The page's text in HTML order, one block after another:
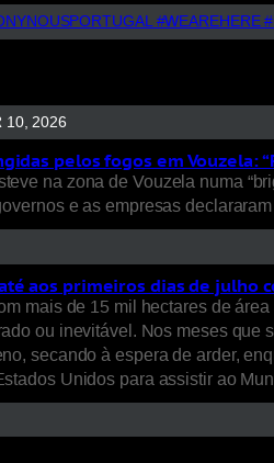
#WEAREHERE
10, 2026
pelos fogos em Vouzela:
na zona de Vouzela numa
e as empresas
aos primeiros dias de julho
mais de 15 mil hectares de
ou inevitável. Nos meses
secando à espera de arder,
Unidos para assistir ao